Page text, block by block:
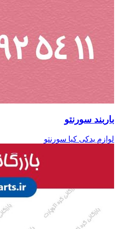
باربند سورنتو
لوازم یدکی کیا سورنتو